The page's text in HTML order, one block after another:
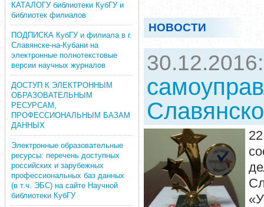
КАТАЛОГУ библиотеки КубГУ и
библиотек филиалов
ПОДПИСКА КубГУ и филиала в г.
Славянске-на-Кубани на
электронные полнотекстовые
версии научных журналов
ДОСТУП К ЭЛЕКТРОННЫМ
ОБРАЗОВАТЕЛЬНЫМ
РЕСУРСАМ,
ПРОФЕССИОНАЛЬНЫМ БАЗАМ
ДАННЫХ
Электронные образовательные
ресурсы: перечень доступных
российских и зарубежных
профессиональных баз данных
(в т.ч. ЭБС) на сайте Научной
библиотеки КубГУ
НОВОСТИ